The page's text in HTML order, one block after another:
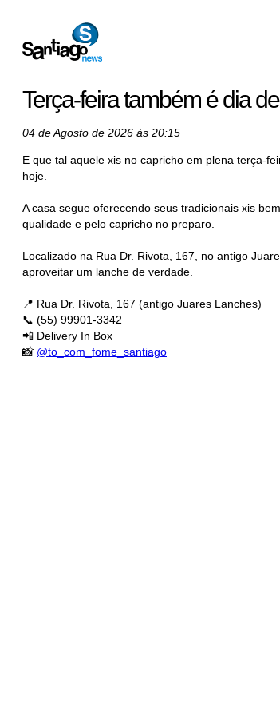
Terça-feira também é dia
04 de Agosto de 2026 às 20:15
E que tal aquele xis no capricho em plena terça-
hoje.
A casa segue oferecendo seus tradicionais xis
qualidade e pelo capricho no preparo.
Localizado na Rua Dr. Rivota, 167, no antigo
aproveitar um lanche de verdade.
📍 Rua Dr. Rivota, 167 (antigo Juares Lanches)
📞 (55) 99901-3342
📲 Delivery In Box
📸 @to_com_fome_santiago